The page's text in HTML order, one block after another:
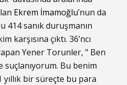
Ekrem İmamoğlu’nun da
sanık duruşmanın
karşısına çıktı. 36’ncı
Yener Torunler, " Ben
suçlanıyorum. Bu benim
yıllık bir süreçte bu para